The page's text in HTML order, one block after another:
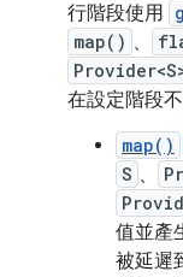
行階段使用
map() 、
在設定階段
map()
S 、
值並產
被延遲